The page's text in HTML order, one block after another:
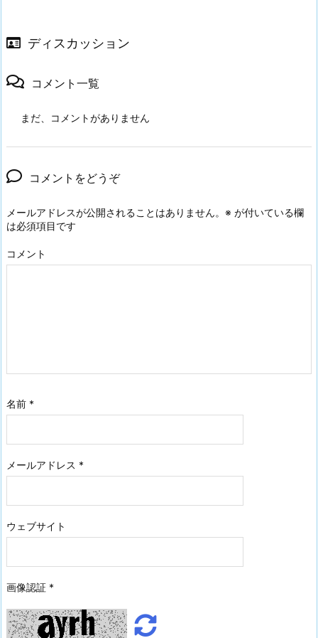
ディスカッション
コメント一覧
まだ、コメントがありません
コメントをどうぞ
メールアドレスが公開されることはありません。 ※ が付いている欄
は必須項目です
コメント
名前 *
メールアドレス *
ウェブサイト
画像認証 *